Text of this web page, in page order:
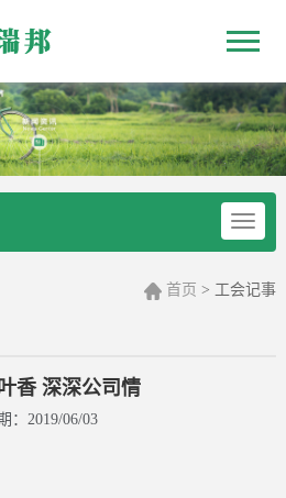
首页 > 工会记事
香 深深公司情
：2019/06/03